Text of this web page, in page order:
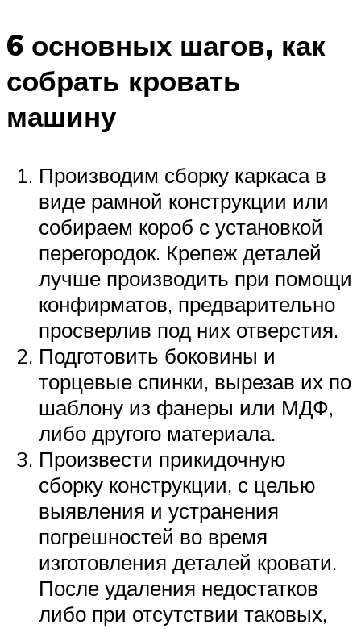
6 основных шагов, как
собрать кровать
машину
Производим сборку каркаса в
виде рамной конструкции или
собираем короб с установкой
перегородок. Крепеж деталей
лучше производить при помощи
конфирматов, предварительно
просверлив под них отверстия.
Подготовить боковины и
торцевые спинки, вырезав их по
шаблону из фанеры или МДФ,
либо другого материала.
Произвести прикидочную
сборку конструкции, с целью
выявления и устранения
погрешностей во время
изготовления деталей кровати.
После удаления недостатков
либо при отсутствии таковых,